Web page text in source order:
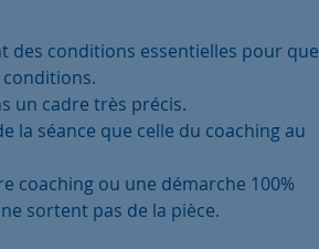
des conditions essentielles pour que
un cadre très précis.
la séance que celle du coaching au
coaching ou une démarche 100%
sortent pas de la pièce.